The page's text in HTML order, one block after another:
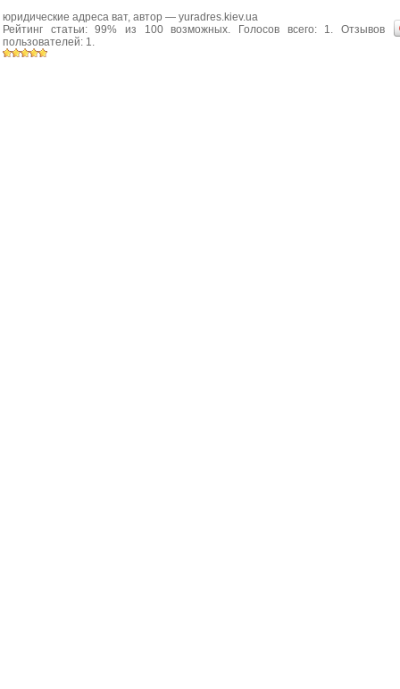
юридические адреса ват, автор — yuradres.kiev.ua
Рейтинг статьи:99% из 100возможных. Голосов всего: 1. Отзывов
пользователей: 1.